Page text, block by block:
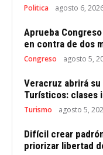
Politica agosto 6,
Aprueba
en contra de dos
Congreso agosto 5,
Veracruz abrirá
Turísticos: clases
Turismo agosto 5,
Difícil crear
priorizar libertad